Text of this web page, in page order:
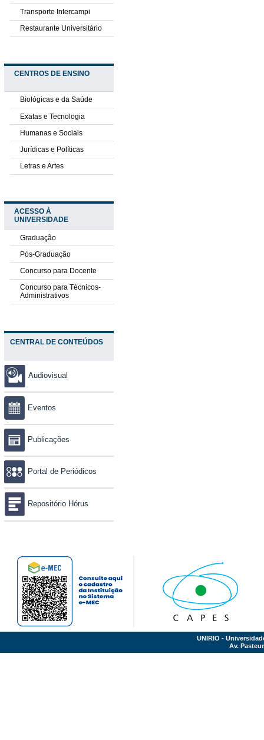
Transporte Intercampi
Restaurante Universitário
CENTROS DE ENSINO
Biológicas e da Saúde
Exatas e Tecnologia
Humanas e Sociais
Jurídicas e Políticas
Letras e Artes
ACESSO À
UNIVERSIDADE
Graduação
Pós-Graduação
Concurso para Docente
Concurso para Técnicos-
Administrativos
CENTRAL DE CONTEÚDOS
Audiovisual
Eventos
Publicações
Portal de Periódicos
Repositório Hórus
UNIRIO -
Av.